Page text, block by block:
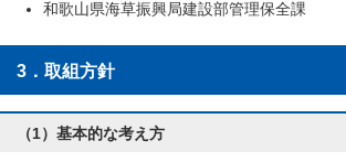
和歌山県海草振興局建設部管理保全課
3．取組方針
（1）基本的な考え方